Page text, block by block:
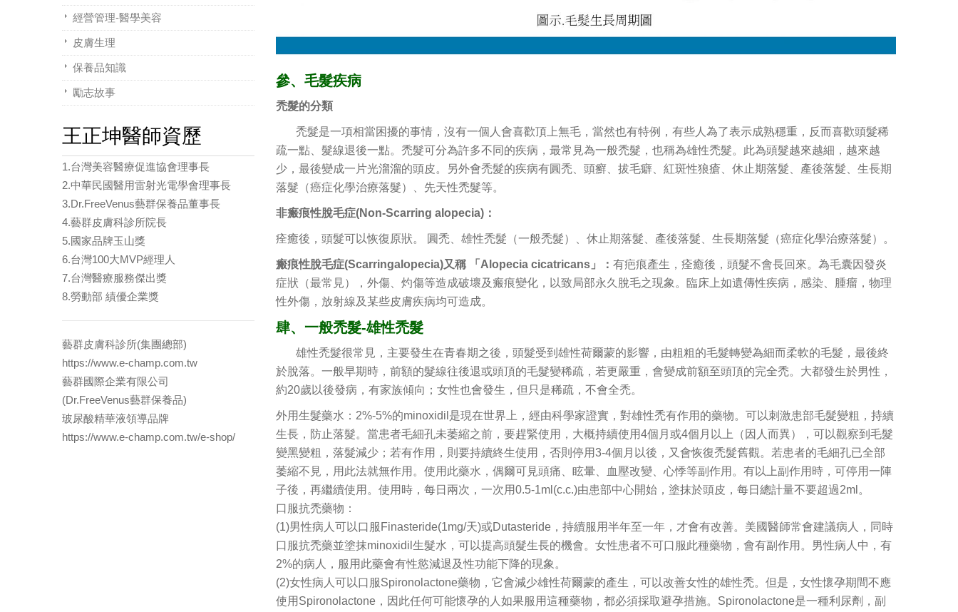
參、毛髮疾病
禿髮的分類
禿髮是一項相當困擾的事情，沒有一個人會喜歡頂上無毛，當然也有特例，有些人為了表示成熟穩重，反而喜歡頭髮稀
疏一點、髮線退後一點。禿髮可分為許多不同的疾病，最常見為一般禿髮，也稱為雄性禿髮。此為頭髮越來越細，越來越
少，最後變成一片光溜溜的頭皮。另外會禿髮的疾病有圓禿、頭癬、拔毛癖、紅斑性狼瘡、休止期落髮、產後落髮、生長期
落髮（癌症化學治療落髮）、先天性禿髮等。
非瘢痕性脫毛症(Non-Scarring aIopecia) ：
痊癒後，頭髮可以恢復原狀。 圓禿、雄性禿髮（一般禿髮）、休止期落髮、產後落髮、生長期落髮（癌症化學治療落髮）。
瘢痕性脫毛症(Scarringalopecia)又稱 「Alopecia cicatricans」： 有疤痕產生，痊癒後，頭髮不會長回來。為毛囊因發炎
症狀（最常見），外傷、灼傷等造成破壞及瘢痕變化，以致局部永久脫毛之現象。臨床上如遺傳性疾病，感染、腫瘤，物理
性外傷，放射線及某些皮膚疾病均可造成。
肆、一般禿髮-雄性禿髮
雄性禿髮很常見，主要發生在青春期之後，頭髮受到雄性荷爾蒙的影響，由粗粗的毛髮轉變為細而柔軟的毛髮，最後終
於脫落。一般早期時，前額的髮線往後退或頭頂的毛髮變稀疏，若更嚴重，會變成前額至頭頂的完全禿。大都發生於男性，
約20歲以後發病，有家族傾向；女性也會發生，但只是稀疏，不會全禿。
外用生髮藥水：2%-5%的minoxidil是現在世界上，經由科學家證實，對雄性禿有作用的藥物。可以刺激患部毛髮變粗，持續
生長，防止落髮。當患者毛細孔未萎縮之前，要趕緊使用，大概持續使用4個月或4個月以上（因人而異），可以觀察到毛髮
變黑變粗，落髮減少；若有作用，則要持續終生使用，否則停用3-4個月以後，又會恢復禿髮舊觀。若患者的毛細孔已全部
萎縮不見，用此法就無作用。使用此藥水，偶爾可見頭痛、眩暈、血壓改變、心悸等副作用。有以上副作用時，可停用一陣
子後，再繼續使用。使用時，每日兩次，一次用0.5-1ml(c.c.)由患部中心開始，塗抹於頭皮，每日總計量不要超過2ml。
口服抗禿藥物：
(1)男性病人可以口服Finasteride(1mg/天)或Dutasteride，持續服用半年至一年，才會有改善。美國醫師常會建議病人，同時
口服抗禿藥並塗抹minoxidil生髮水，可以提高頭髮生長的機會。女性患者不可口服此種藥物，會有副作用。男性病人中，有
2%的病人，服用此藥會有性慾減退及性功能下降的現象。
(2)女性病人可以口服Spironolactone藥物，它會減少雄性荷爾蒙的產生，可以改善女性的雄性禿。但是，女性懷孕期間不應
使用Spironolactone，因此任何可能懷孕的人如果服用這種藥物，都必須採取避孕措施。Spironolactone是一種利尿劑，副
經營管理-醫學美容
皮膚生理
保養品知識
勵志故事
王正坤醫師資歷
1.台灣美容醫療促進協會理事長
2.中華民國醫用雷射光電學會理事長
3.Dr.FreeVenus藝群保養品董事長
4.藝群皮膚科診所院長
5.國家品牌玉山獎
6.台灣100大MVP經理人
7.台灣醫療服務傑出獎
8.勞動部 績優企業獎
藝群皮膚科診所(集團總部)
https://www.e-champ.com.tw
藝群國際企業有限公司
(Dr.FreeVenus藝群保養品)
玻尿酸精華液領導品牌
https://www.e-champ.com.tw/e-shop/